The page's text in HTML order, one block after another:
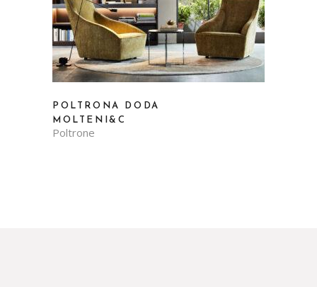
POLTRONA DODA
MOLTENI&C
Poltrone